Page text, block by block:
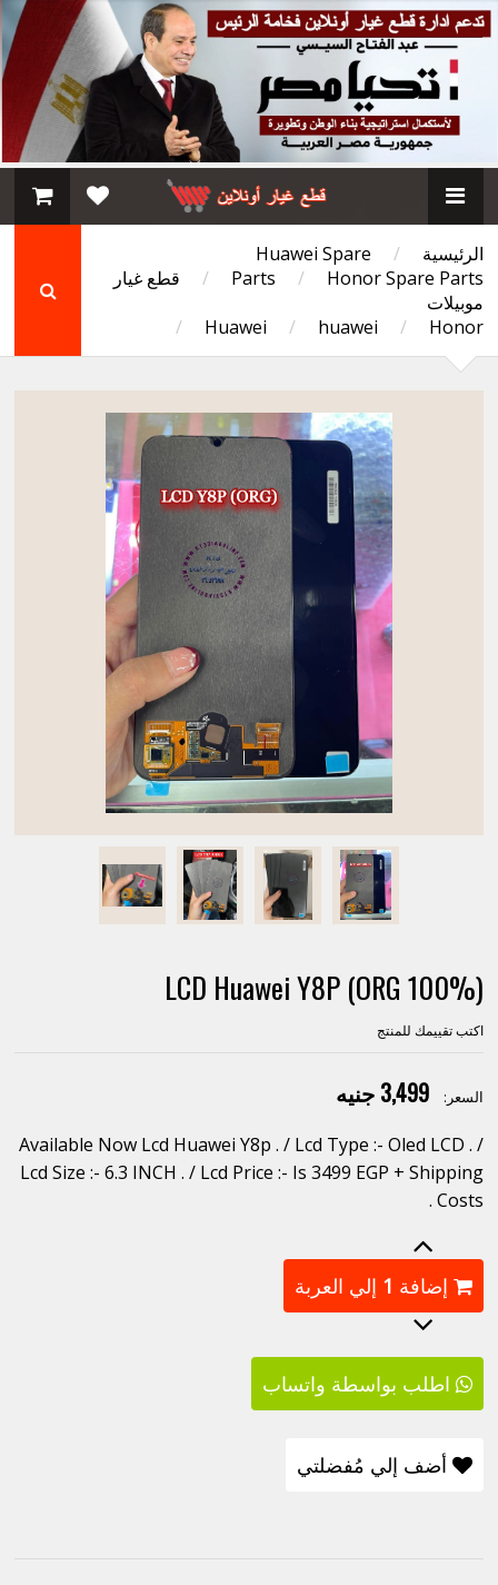
الرئيسية /
Huawei Spare
Parts
/ Honor Spare Parts
/
قطع غيار
موبيلات
Huawei
/ huawei / Honor
/
LCD Huawei Y8P (ORG 100%)
اكتب تقييمك للمنتج
السعر: 3,499 جنيه
Available Now Lcd Huawei Y8p . / Lcd Type :- Oled LCD . /
Lcd Size :- 6.3 INCH . / Lcd Price :- Is 3499 EGP + Shipping
Costs .
إضافة 1 إلي العربة
اطلب بواسطة واتساب
أضف إلي مُفضلتي